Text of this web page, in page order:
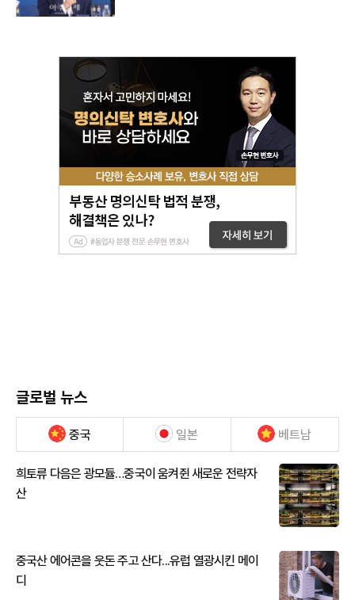
글로벌 뉴스
중국 일본 베트남
희토류 다음은 광모듈…중국이 움켜쥔 새로운 전략자
산
중국산 에어콘을 웃돈 주고 산다...유럽 열광시킨 메이
디